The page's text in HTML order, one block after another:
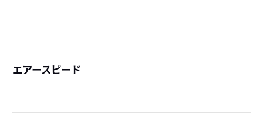
エアースピード